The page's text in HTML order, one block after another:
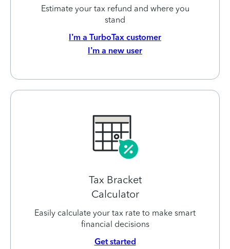
Estimate your tax refund and where you
stand
I’m a TurboTax customer
I’m a new user
Tax Bracket
Calculator
Easily calculate your tax rate to make smart
financial decisions
Get started